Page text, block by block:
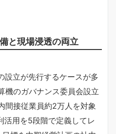
と現場浸透の両立
設立が先行するケースが多
機のガバナンス委員会設立
間接従業員約2万人を対象
活用を5段階で定義してレ